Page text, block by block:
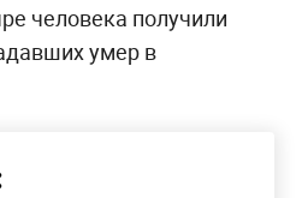
человека получили
умер в